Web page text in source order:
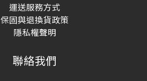
運送服務方式
保固與退換貨政策
隱私權聲明
聯絡我們